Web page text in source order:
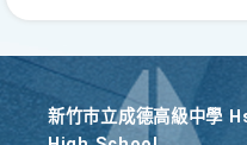
新竹巿立成德高級中學